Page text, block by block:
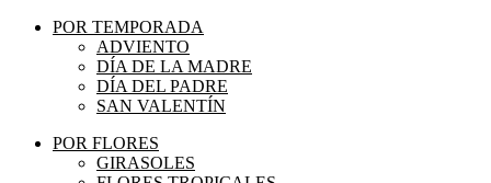
POR TEMPORADA
ADVIENTO
DÍA DE LA MADRE
DÍA DEL PADRE
SAN VALENTÍN
POR FLORES
GIRASOLES